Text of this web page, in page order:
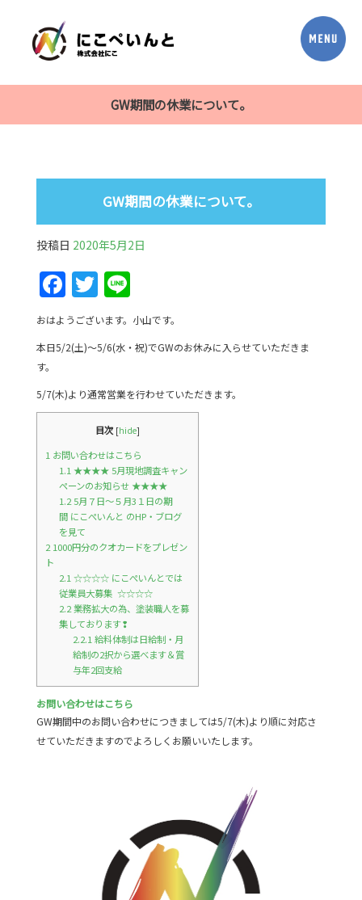
GW期間の休業について。
GW期間の休業について。
投稿日 2020年5月2日
F
a
c
e
b
o
k
T
w
itt
er
Li
n
e
おはようございます。小山です。
本日5/2(土)～5/6(水・祝)でGWのお休みに入らせていただきま
す。
5/7(木)より通常営業を行わせていただきます。
目次 [hide]
1 お問い合わせはこちら
1.1 ★★★★ 5月現地調査キャン
ペーンのお知らせ ★★★★
1.25月７日～５月3１日の期
間 にこぺいんと のHP・ブログ
を見て
21000円分のクオカードをプレゼン
ト
2.1 ☆☆☆☆ にこぺいんとでは
従業員大募集 ☆☆☆☆
2.2業務拡大の為、塗装職人を募
集しております❢
2.2.1 給料体制は日給制・月
給制の2択から選べます＆賞
与年2回支給
お問い合わせはこちら
GW期間中のお問い合わせにつきましては5/7(木)より順に対応さ
せていただきますのでよろしくお願いいたします。